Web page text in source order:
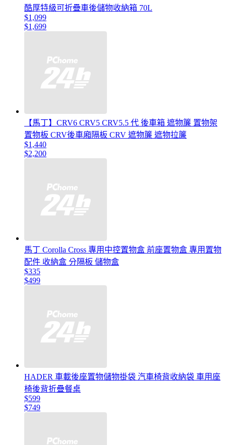
酷厚特級可折疊車後儲物收納箱 70L
$1,099
$1,699
【馬丁】CRV6 CRV5 CRV5.5 代 後車箱 遮物簾 置物架
置物板 CRV後車廂隔板 CRV 遮物簾 遮物拉簾
$1,440
$2,200
馬丁 Corolla Cross 專用中控置物盒 前座置物盒 專用置物
配件 收納盒 分隔板 儲物盒
$335
$499
HADER 車載後座置物儲物掛袋 汽車椅背收納袋 車用座
椅後背折疊餐桌
$599
$749